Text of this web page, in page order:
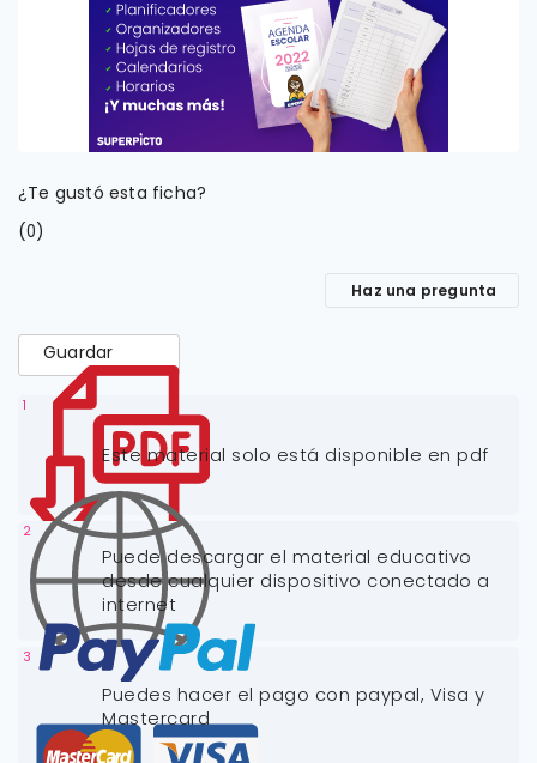
¿Te gustó esta ficha?
(0)
Haz una pregunta
Guardar
1
Este material solo está disponible en pdf
2
Puede descargar el material educativo
desde cualquier dispositivo conectado a
internet
3
Puedes hacer el pago con paypal, Visa y
Mastercard